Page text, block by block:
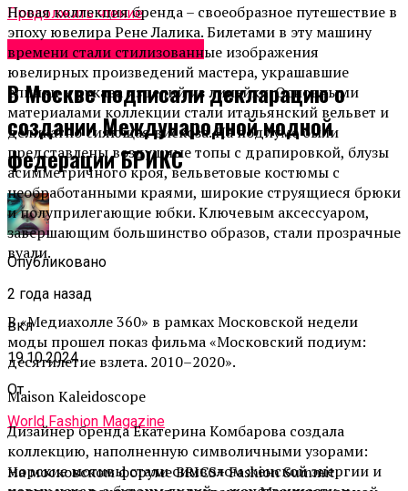
Новая коллекция бренда – своеобразное путешествие в
эпоху ювелира РенеЛалика. Билетами в эту машину
времени стали стилизованные изображения
ювелирных произведений мастера, украшавшие
спинки и рукава изделий из линейки. Основными
материалами коллекции стали итальянский вельвет и
деликатно сияющая вискоза. На подиуме были
представлены воздушные топы с драпировкой, блузы
асимметричного кроя, вельветовые костюмы с
необработанными краями, широкие струящиеся брюки
и полуприлегающие юбки. Ключевым аксессуаром,
завершающим большинство образов, стали прозрачные
вуали.
В «Медиахолле360» в рамках Московской недели
моды прошел показ фильма «Московский подиум:
десятилетие взлета. 2010–2020».
MaisonKaleidoscope
Дизайнер бренда ЕкатеринаКомбарова создала
коллекцию, наполненную символичными узорами:
морские мотивы стали символом женской энергии и
Продолжить чтение
Неделя моды в Москве
В Москве подписали декларацию о
создании Международной модной
федерации БРИКС
Опубликовано
2 года назад
вкл
19.10.2024
От
World Fashion Magazine
На московском форуме BRICS+ Fashion Summit